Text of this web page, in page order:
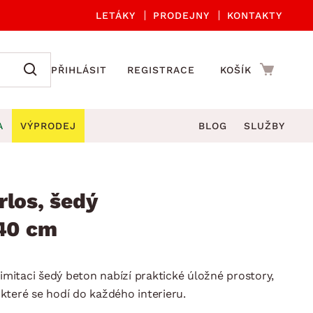
LETÁKY PRODEJNY KONTAKTY
PŘIHLÁSIT REGISTRACE KOŠÍK
Zobrazit vše
židle a křesla
lavice
houpačky
lehátka
VÝPRODEJ BLOG SLUŽBY
šedý
cm
šedý beton nabízí praktické úložné prostory,
se hodí do každého interieru.